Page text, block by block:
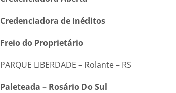
Credenciadora de Inéditos
Freio do Proprietário
PARQUE LIBERDADE – Rolante – RS
Paleteada – Rosário Do Sul